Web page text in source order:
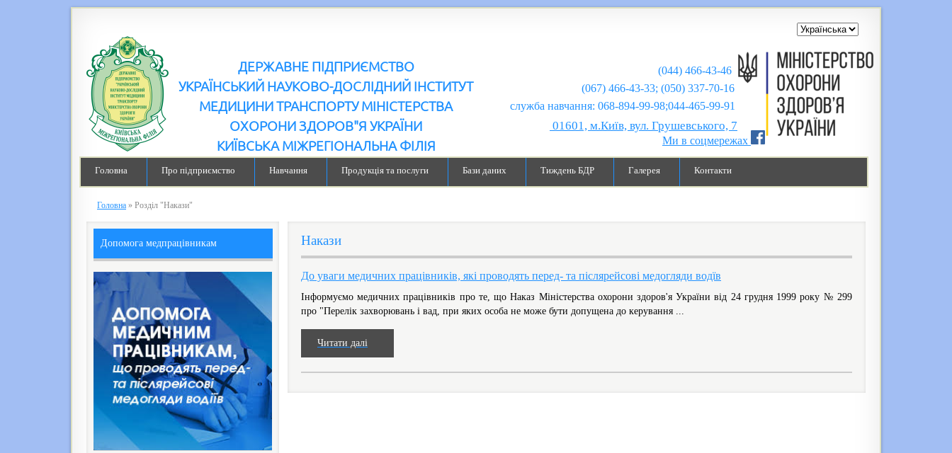
ДЕРЖАВНЕ ПІДПРИЄМСТВО
УКРАЇНСЬКИЙ НАУКОВО-ДОСЛІДНИЙ ІНСТИТУТ
МЕДИЦИНИ ТРАНСПОРТУ МІНІСТЕРСТВА
ОХОРОНИ ЗДОРОВ"Я УКРАЇНИ
КИЇВСЬКА МІЖРЕГІОНАЛЬНА ФІЛІЯ
(044) 466-43-46
(067) 466-43-33; (050) 337-70-16
служба навчання: 068-894-99-98;044-465-99-91
01601, м.Київ, вул. Грушевського, 7
Ми в соцмережах
Головна Про підприємство Навчання Продукція та послуги Бази даних Тиждень БДР Галерея Контакти
Головна » Розділ "Накази"
Накази
До уваги медичних працівників, які проводять перед- та післярейсові медогляди водїв
Інформуємо медичних працівників про те, що Наказ Міністерства охорони здоров'я України від 24 грудня 1999 року № 299
про "Перелік захворювань і вад, при яких особа не може бути допущена до керування ...
Читати далі
Допомога медпрацівникам